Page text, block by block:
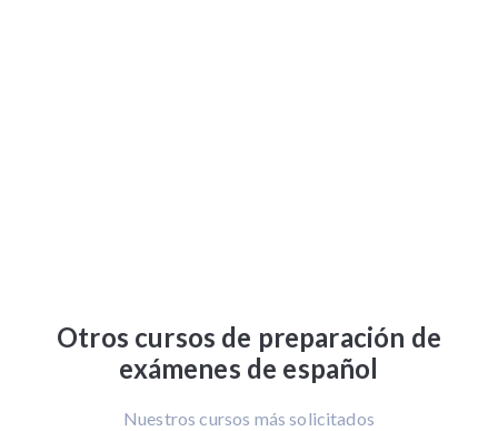
Otros cursos de preparación de
exámenes de español
Nuestros cursos más solicitados